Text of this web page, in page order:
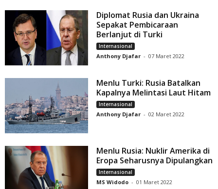
Diplomat Rusia dan Ukraina
Sepakat Pembicaraan
Berlanjut di Turki
Internasional
Anthony Djafar - 07 Maret 2022
Menlu Turki: Rusia Batalkan
Kapalnya Melintasi Laut Hitam
Internasional
Anthony Djafar - 02 Maret 2022
Menlu Rusia: Nuklir Amerika di
Eropa Seharusnya Dipulangkan
Internasional
MS Widodo - 01 Maret 2022